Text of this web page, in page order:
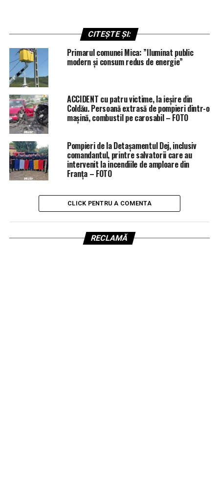
CITEȘTE ȘI:
Primarul comunei Mica: ”Iluminat public
modern și consum redus de energie”
ACCIDENT cu patru victime, la ieșire din
Coldău. Persoană extrasă de pompieri dintr-o
mașină, combustil pe carosabil – FOTO
Pompieri de la Detașamentul Dej, inclusiv
comandantul, printre salvatorii care au
intervenit la incendiile de amploare din
Franța – FOTO
CLICK PENTRU A COMENTA
RECLAMĂ